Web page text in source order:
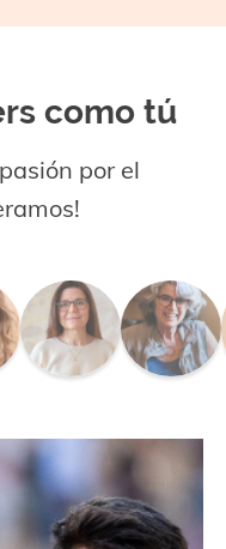
como tú
por el